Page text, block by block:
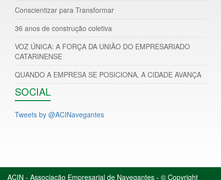
Conscientizar para Transformar
36 anos de construção coletiva
VOZ ÚNICA: A FORÇA DA UNIÃO DO EMPRESARIADO
CATARINENSE
QUANDO A EMPRESA SE POSICIONA, A CIDADE AVANÇA
SOCIAL
Tweets by @ACINavegantes
ACIN - Associação Empresarial de Navegantes - © Copyright